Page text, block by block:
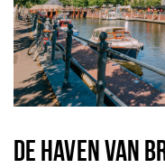
Musea, theaters &
Uitjes & activiteiten
Studentenroutes
Natuurgebieden
Eten
DE HAVEN VAN